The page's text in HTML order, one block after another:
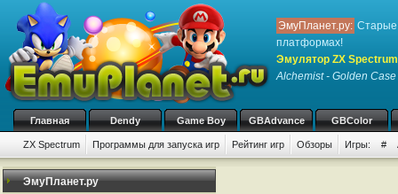
ЭмуПланет.ру: Старые
платформах!
Эмулятор ZX
Alchemist - Golden Case
Главная Dendy Game Boy GBAdvance GBColor
ZX Spectrum Программы для запуска игр Рейтинг игр Обзоры Игры: #
ЭмуПланет.ру